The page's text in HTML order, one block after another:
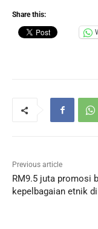
Share this:
Previous article
RM9.5 juta promosi
kepelbagaian etnik